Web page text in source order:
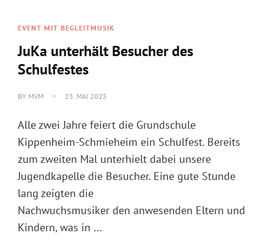
EVENT MIT BEGLEITMUSIK
JuKa unterhält Besucher des
Schulfestes
BY MVM 23. MAI 2025
Alle zwei Jahre feiert die Grundschule
Kippenheim-Schmieheim ein Schulfest. Bereits
zum zweiten Mal unterhielt dabei unsere
Jugendkapelle die Besucher. Eine gute Stunde
lang zeigten die
Nachwuchsmusiker den anwesenden Eltern und
Kindern, was in …